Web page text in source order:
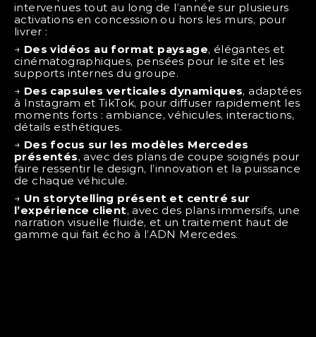
intervenues tout au long de l’année sur plusieurs
activations en concession ou hors les murs, pour
livrer :
→ Des vidéos au format paysage, élégantes et
cinématographiques, pensées pour le site et les
supports internes du groupe.
→ Des capsules verticales dynamiques, adaptées
à Instagram et TikTok, pour diffuser rapidement les
moments forts : ambiance, véhicules, interactions,
détails esthétiques.
→ Des focus sur les modèles Mercedes
présentés, avec des plans de coupe soignés pour
faire ressentir le design, l’innovation et la puissance
de chaque véhicule.
→ Un storytelling présent et centré sur
l’expérience client, avec des plans immersifs, une
narration visuelle fluide, et un traitement haut de
gamme qui fait écho à l’ADN Mercedes.